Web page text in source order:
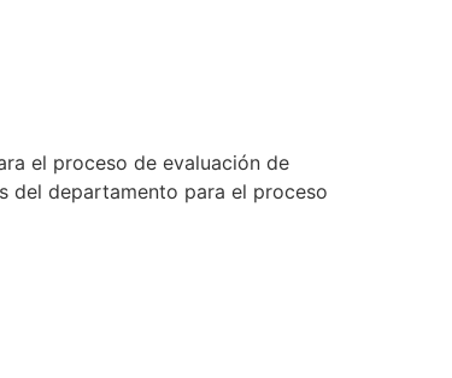
el proceso de evaluación de
del departamento para el proceso